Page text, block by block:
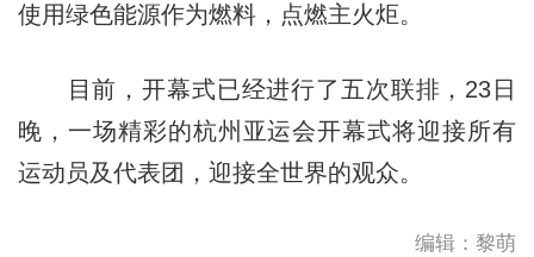
使用绿色能源作为燃料，点燃主火炬。
目前，开幕式已经进行了五次联排，23日
晚，一场精彩的杭州亚运会开幕式将迎接所有
运动员及代表团，迎接全世界的观众。
编辑：黎萌